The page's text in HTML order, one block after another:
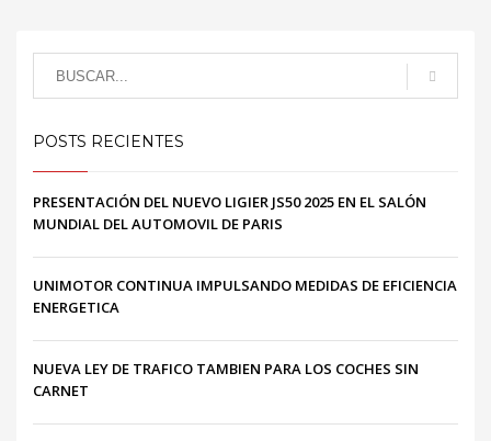
POSTS RECIENTES
PRESENTACIÓN DEL NUEVO LIGIER JS50 2025 EN EL SALÓN
MUNDIAL DEL AUTOMOVIL DE PARIS
UNIMOTOR CONTINUA IMPULSANDO MEDIDAS DE EFICIENCIA
ENERGETICA
NUEVA LEY DE TRAFICO TAMBIEN PARA LOS COCHES SIN
CARNET